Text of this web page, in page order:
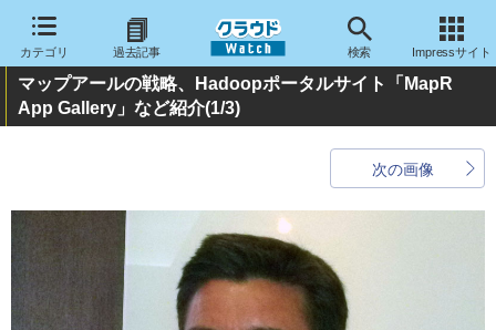
カテゴリ 過去記事 検索 Impressサイト
マップアールの戦略、Hadoopポータルサイト「MapR
App Gallery」など紹介(1/3)
次の画像